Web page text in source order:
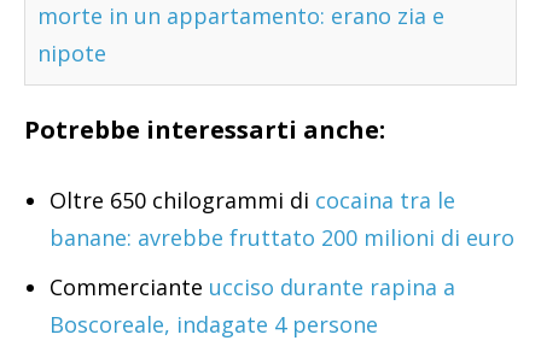
morte in un appartamento: erano zia e
nipote
Potrebbe interessarti anche:
Oltre 650 chilogrammi di cocaina tra le
banane: avrebbe fruttato 200 milioni di euro
Commerciante ucciso durante rapina a
Boscoreale, indagate 4 persone